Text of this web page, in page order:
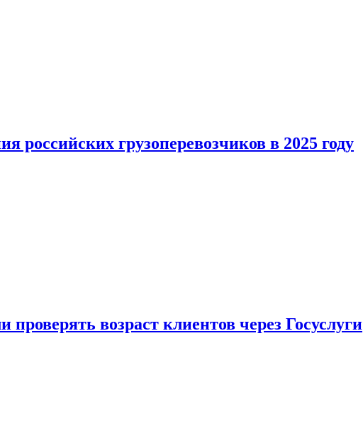
российских грузоперевозчиков в 2025 году
возраст клиентов через Госуслуги